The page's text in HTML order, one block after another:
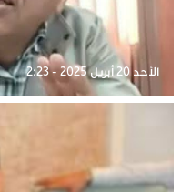
الأحد 20 أبريل 2025 - 2:23